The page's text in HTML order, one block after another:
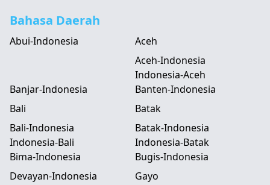
Bahasa Daerah
Abui-Indonesia
Aceh
Aceh-Indonesia
Indonesia-Aceh
Banjar-Indonesia
Banten-Indonesia
Bali
Bali-Indonesia
Indonesia-Bali
Batak
Batak-Indonesia
Indonesia-Batak
Bima-Indonesia
Bugis-Indonesia
Devayan-Indonesia
Gayo